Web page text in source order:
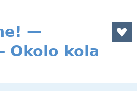
—
Okolo kola